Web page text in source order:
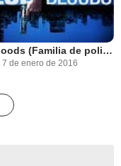
Blue Bloods (Familia de policías)
7 de enero de 2016